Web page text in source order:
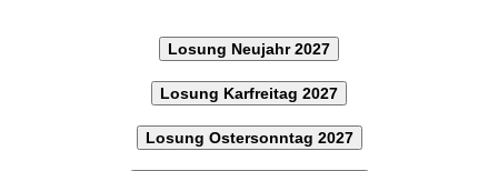
Losung Neujahr 2027
Losung Karfreitag 2027
Losung Ostersonntag 2027